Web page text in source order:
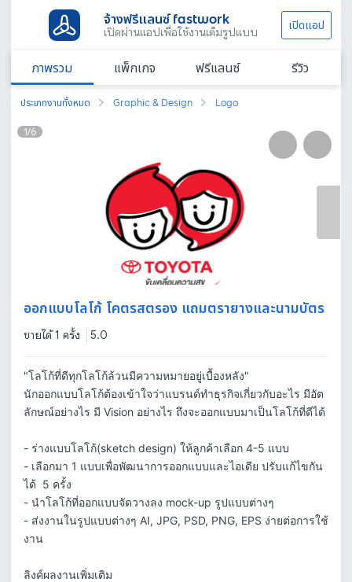
จ้างฟรีแลนซ์ fastwork
เปิดผ่านแอปเพื่อใช้งานเต็มรูปแบบ เปิดแอป
ภาพรวม แพ็กเกจ ฟรีแลนซ์ รีวิว
ประเภทงานทั้งหมด Graphic & Design Logo
1/6
ออกแบบโลโก้ โคตรสตรอง แถมตรายางและนามบัตร
ขายได้ 1 ครั้ง 5.0
"โลโก้ที่ดีทุกโลโก้ล้วนมีความหมายอยู่เบื้องหลัง"
นักออกแบบโลโก้ต้องเข้าใจว่าแบรนด์ทำธุรกิจเกี่ยวกับอะไร มีอัต
ลักษณ์อย่างไร มี Vision อย่างไร ถึงจะออกแบบมาเป็นโลโก้ที่ดีได้
- ร่างแบบโลโก้(sketch design) ให้ลูกค้าเลือก 4-5 แบบ
- เลือกมา 1 แบบเพื่อพัฒนาการออกแบบและไอเดีย ปรับแก้ไขกัน
ได้  5 ครั้ง
- นำโลโก้ที่ออกแบบจัดวางลง mock-up รูปแบบต่างๆ
- ส่งงานในรูปแบบต่างๆ AI, JPG, PSD, PNG, EPS ง่ายต่อการใช้
งาน
ลิงค์ผลงานเพิ่มเติม